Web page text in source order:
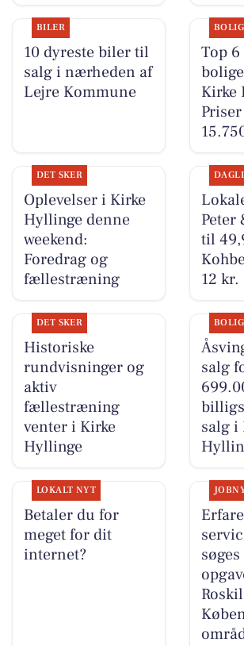
BILER
10 dyreste biler til
salg i nærheden af
Lejre Kommune
Top
Kirke
DET SKER
Oplevelser i Kirke
Hyllinge denne
weekend:
Foredrag og
fællestræning
Peter
til
12 kr.
DET SKER
Historiske
rundvisninger og
aktiv
fællestræning
venter i Kirke
Hyllinge
salg
salg i
LOKALT NYT
Betaler du for
meget for dit
internet?